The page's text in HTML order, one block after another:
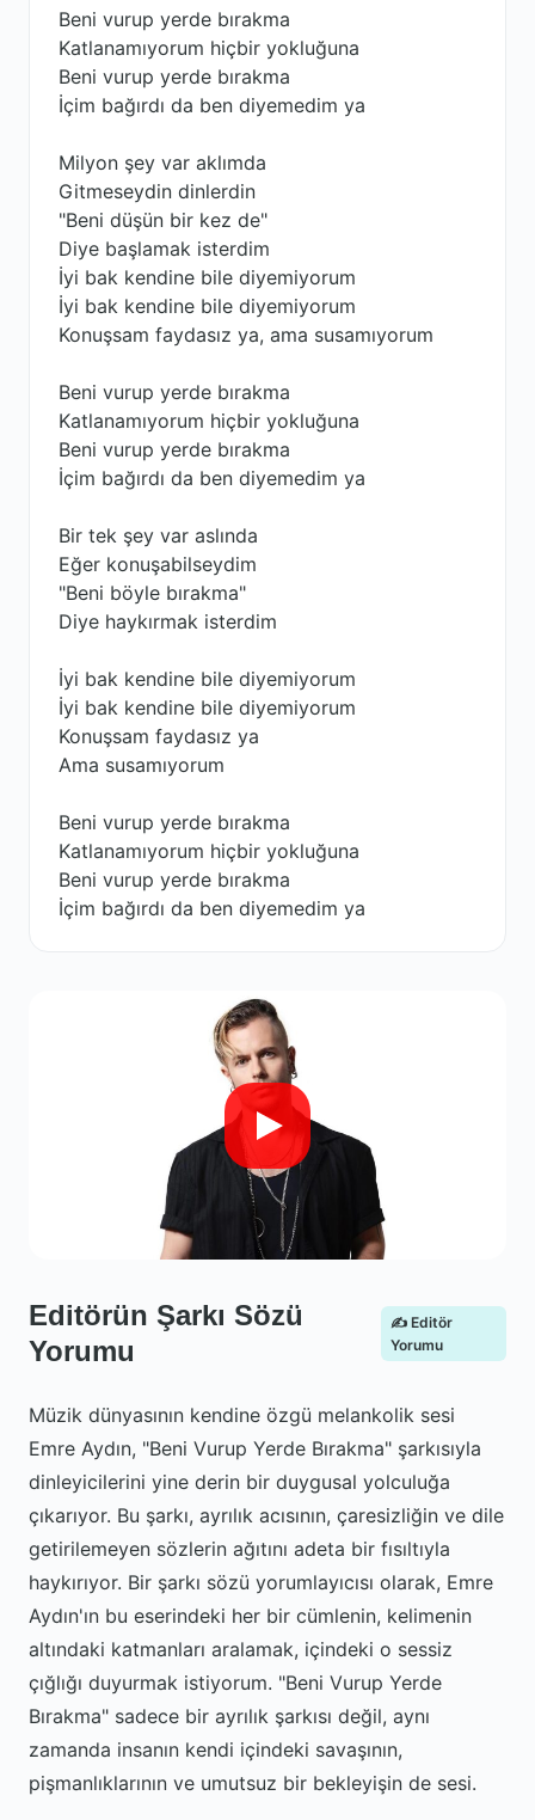
Beni vurup yerde bırakma
Katlanamıyorum hiçbir yokluğuna
Beni vurup yerde bırakma
İçim bağırdı da ben diyemedim ya
Milyon şey var aklımda
Gitmeseydin dinlerdin
"Beni düşün bir kez de"
Diye başlamak isterdim
İyi bak kendine bile diyemiyorum
İyi bak kendine bile diyemiyorum
Konuşsam faydasız ya, ama susamıyorum
Beni vurup yerde bırakma
Katlanamıyorum hiçbir yokluğuna
Beni vurup yerde bırakma
İçim bağırdı da ben diyemedim ya
Bir tek şey var aslında
Eğer konuşabilseydim
"Beni böyle bırakma"
Diye haykırmak isterdim
İyi bak kendine bile diyemiyorum
İyi bak kendine bile diyemiyorum
Konuşsam faydasız ya
Ama susamıyorum
Beni vurup yerde bırakma
Katlanamıyorum hiçbir yokluğuna
Beni vurup yerde bırakma
İçim bağırdı da ben diyemedim ya
Editörün Şarkı Sözü
Yorumu
✍️ Editör
Yorumu
Müzik dünyasının kendine özgü melankolik sesi
Emre Aydın, "Beni Vurup Yerde Bırakma" şarkısıyla
dinleyicilerini yine derin bir duygusal yolculuğa
çıkarıyor. Bu şarkı, ayrılık acısının, çaresizliğin ve dile
getirilemeyen sözlerin ağıtını adeta bir fısıltıyla
haykırıyor. Bir şarkı sözü yorumlayıcısı olarak, Emre
Aydın'ın bu eserindeki her bir cümlenin, kelimenin
altındaki katmanları aralamak, içindeki o sessiz
çığlığı duyurmak istiyorum. "Beni Vurup Yerde
Bırakma" sadece bir ayrılık şarkısı değil, aynı
zamanda insanın kendi içindeki savaşının,
pişmanlıklarının ve umutsuz bir bekleyişin de sesi.